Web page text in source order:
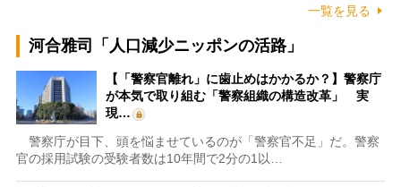
一覧を見る
河合雅司「人口減少ニッポンの活路」
【「警察官離れ」に歯止めはかかるか？】警察庁
が本気で取り組む「警察組織の構造改革」 実
現…
警察庁が目下、頭を悩ませているのが「警察官不足」だ。警察
官の採用試験の受験者数は10年間で2分の1以…